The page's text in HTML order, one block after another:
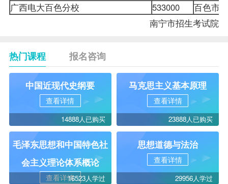
广西电大百色分校
533000 百色市
南宁市招生考试院
热门课程 报名咨询
中国近现代史纲要
查看详情
14888人已购买
马克思主义基本原理
查看详情
23888人已购买
毛泽东思想和中国特色社
会主义理论体系概论
查看详情16523人学过
思想道德与法治
查看详情
29956人学过